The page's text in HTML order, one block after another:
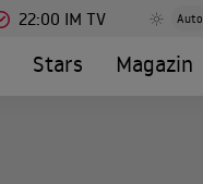
22:00 IM TV Auto
Stars Magazin